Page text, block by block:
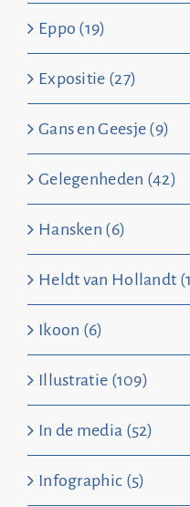
Eppo (19)
Expositie (27)
Gans en Geesje (9)
Gelegenheden (42)
Hansken (6)
Heldt van Hollandt
Ikoon (6)
Illustratie (109)
In de media (52)
Infographic (5)